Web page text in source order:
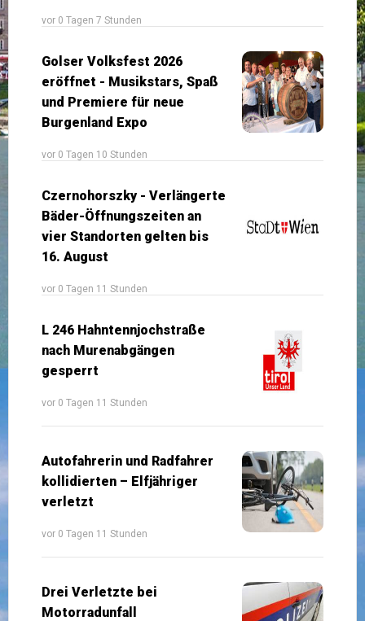
vor 0 Tagen 7 Stunden
Golser Volksfest 2026
eröffnet - Musikstars, Spaß
und Premiere für neue
Burgenland Expo
vor 0 Tagen 10 Stunden
Czernohorszky - Verlängerte
Bäder-Öffnungszeiten an
vier Standorten gelten bis
16. August
vor 0 Tagen 11 Stunden
L 246 Hahntennjochstraße
nach Murenabgängen
gesperrt
vor 0 Tagen 11 Stunden
Autofahrerin und Radfahrer
kollidierten – Elfjähriger
verletzt
vor 0 Tagen 11 Stunden
Drei Verletzte bei
Motorradunfall